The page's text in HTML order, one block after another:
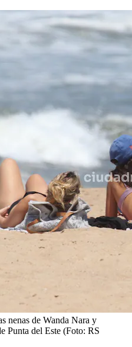
nenas de Wanda Nara y
Punta del Este (Foto: RS